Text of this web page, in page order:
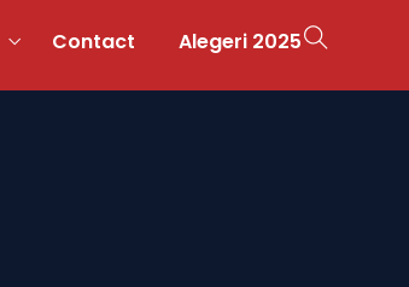
Contact Alegeri 2025